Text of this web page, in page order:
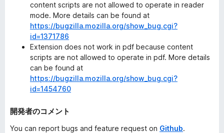
content scripts are not allowed to operate in reader
mode. More details can be found at
https://bugzilla.mozilla.org/show_bug.cgi?
id=1371786
Extension does not work in pdf because content
scripts are not allowed to operate in pdf. More details
can be found at
https://bugzilla.mozilla.org/show_bug.cgi?
id=1454760
開発者のコメント
You can report bugs and feature request on Github.